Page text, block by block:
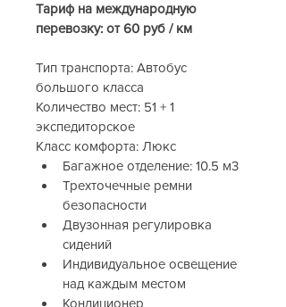
Тариф на международную
перевозку: от 60 руб / км
Тип транспорта: Автобус
большого класса
Количество мест: 51 + 1
экспедиторское
Класс комфорта: Люкс
Багажное отделение: 10.5 м3
Трехточечные ремни
безопасности
Двузонная регулировка
сидений
Индивидуальное освещение
над каждым местом
Кондиционер